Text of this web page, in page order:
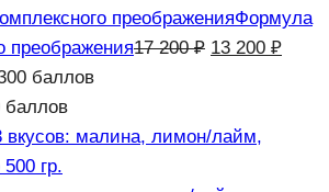
9
900 ₽.
800 ₽.Формула
преображения17 200₽
17
13 200 ₽
баллов